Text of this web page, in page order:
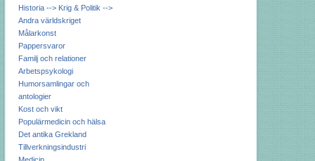
Historia --> Krig & Politik -->
Andra världskriget
Målarkonst
Pappersvaror
Familj och relationer
Arbetspsykologi
Humorsamlingar och
antologier
Kost och vikt
Populärmedicin och hälsa
Det antika Grekland
Tillverkningsindustri